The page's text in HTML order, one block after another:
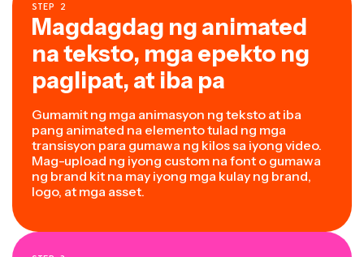
STEP 2
Magdagdag ng animated
na teksto, mga epekto ng
paglipat, at iba pa
Gumamit ng mga animasyon ng teksto at iba
pang animated na elemento tulad ng mga
transisyon para gumawa ng kilos sa iyong video.
Mag-upload ng iyong custom na font o gumawa
ng brand kit na may iyong mga kulay ng brand,
logo, at mga asset.